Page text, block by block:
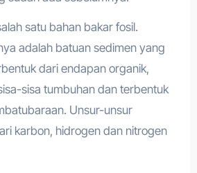
satu bahan bakar fosil.
adalah batuan sedimen yang
dari endapan organik,
sisa tumbuhan dan terbentuk
Unsur-unsur
karbon, hidrogen dan nitrogen